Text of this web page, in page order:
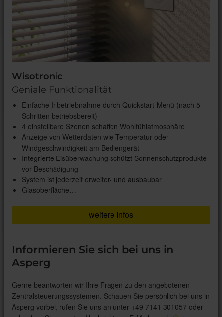
Wisotronic
Geniale Funktionalität
Einfache Inbetriebnahme durch Quickstart-Menü (nach 5
Schritten betriebsbereit)
4 einstellbare Szenen schaffen Wohlfühlatmosphäre
Anzeige von Wetterdaten wie Temperatur oder
Windgeschwindigkeit am Bediengerät
Integrierte Eisüberwachung schützt Sonnenschutzprodukte
vor Beschädigung
System ist jederzeit erweiter- und ausbaubar
Glasoberfläche…
weitere Infos
Informieren Sie sich bei uns in
Asperg
Gerne beantworten wir Ihre Fragen zu den angebotenen
Zentralsteuerungssystemen. Schauen Sie persönlich bei uns in
Asperg vorbei, rufen Sie uns an unter +49 7141 301057 oder